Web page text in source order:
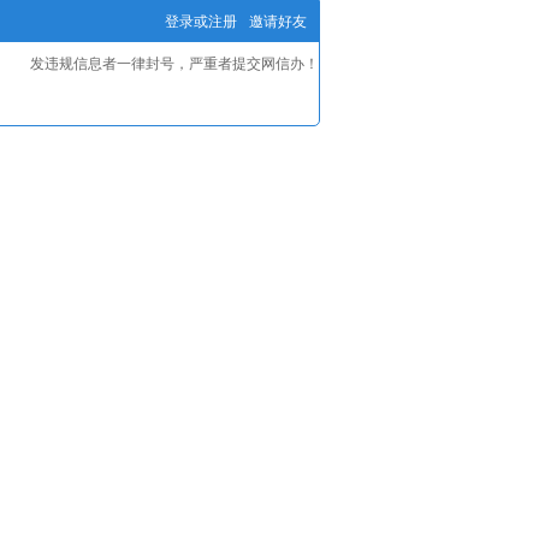
登录或注册 邀请好友
发违规信息者一律封号，严重者提交网信办！